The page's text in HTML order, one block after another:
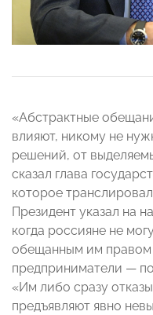
«Абстрактные
влияют, никому не
решений, от
сказал глава
которое
Президент указал на
когда россияне не
обещанным им правом
предприниматели —
«Им либо сразу
предъявляют явно